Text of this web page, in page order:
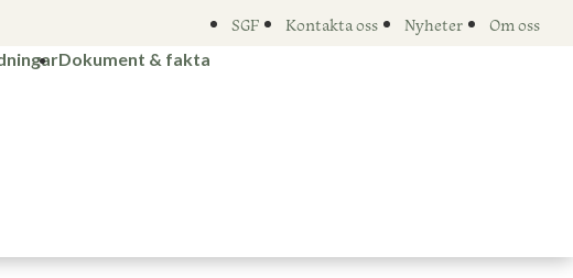
SGF Kontakta oss Nyheter
Om oss
Dokument & fakta